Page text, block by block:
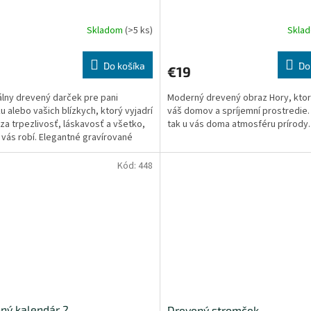
Skladom (>5 ks)
Do košíka
drevený darček pre pani
alebo vašich blízkych, ktorý vyjadrí
trpezlivosť, láskavosť a všetko,
robí. Elegantné gravírované
je...
€19
Moderný drevený obraz Hory,
váš domov a spríjemní
tak u vás doma atmosféru
Kód: 448